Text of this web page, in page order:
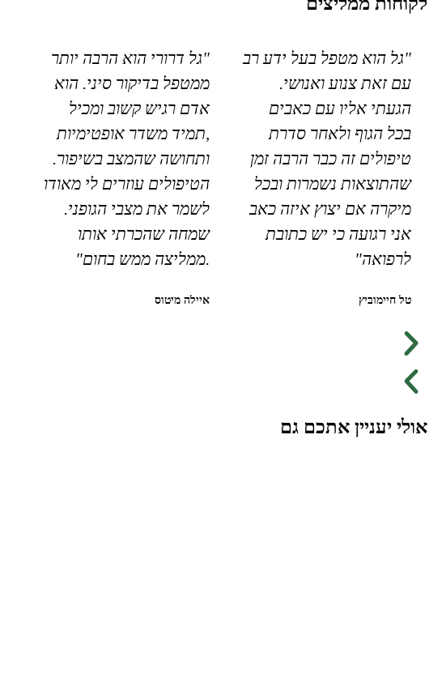
"גל הוא מטפל בעל ידע רב
עם זאת צנוע ואנושי.
הגעתי אליו עם כאבים
בכל הגוף ולאחר סדרת
טיפולים זה כבר הרבה זמן
שהתוצאות נשמרות ובכל
מיקרה אם יצוץ איזה כאב
אני רגועה כי יש כתובת
לרפואה"
טל חיימוביץ
"גל דרורי הוא הרבה יותר
ממטפל בדיקור סיני. הוא
אדם רגיש קשוב ומכיל
,תמיד משדר אופטימיות
ותחושה שהמצב בשיפור.
הטיפולים עוזרים לי מאודו
לשמר את מצבי הגופני.
שמחה שהכרתי אותו
.ממליצה ממש בחום"
איילה מיטוס
אולי יעניין אתכם גם